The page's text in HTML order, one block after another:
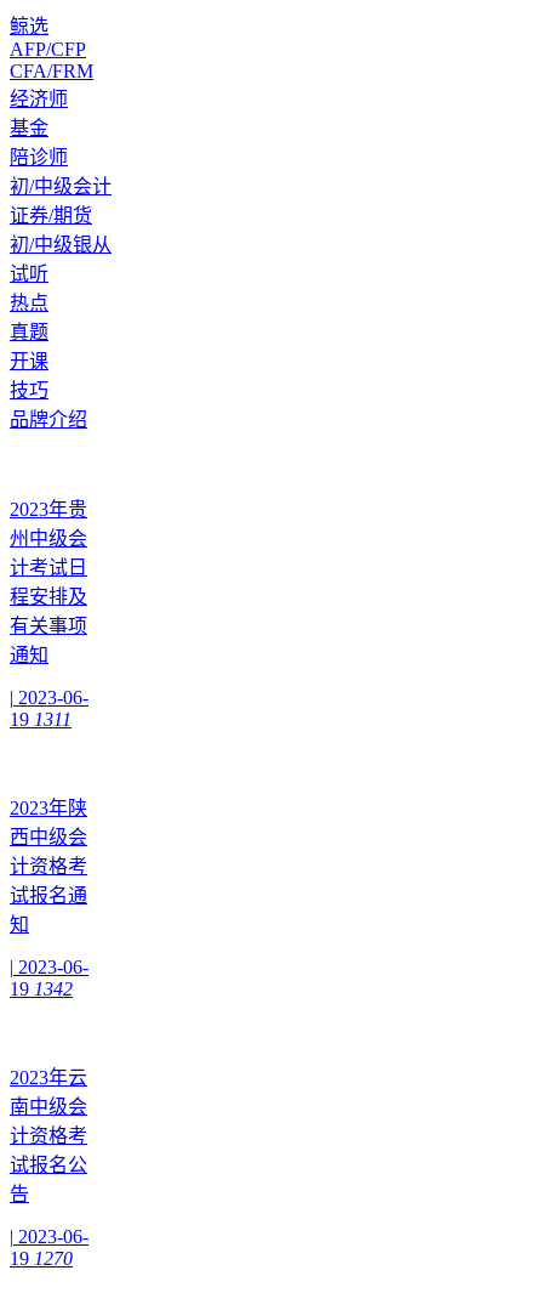
鲸选
AFP/CFP
CFA/FRM
经济师
基金
陪诊师
初/中级会计
证券/期货
初/中级银从
试听
热点
真题
开课
技巧
品牌介绍
2023年贵
州中级会
计考试日
程安排及
有关事项
通知
| 2023-06-
19 1311
2023年陕
西中级会
计资格考
试报名通
知
| 2023-06-
19 1342
2023年云
南中级会
计资格考
试报名公
告
| 2023-06-
19 1270